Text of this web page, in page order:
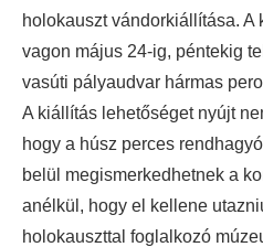
holokauszt vándorkiállítása. A
vagon május 24-ig, péntekig
vasúti pályaudvar hármas
A kiállítás lehetőséget nyújt
hogy a húsz perces
belül megismerkedhetnek a
anélkül, hogy el kellene
holokauszttal foglalkozó